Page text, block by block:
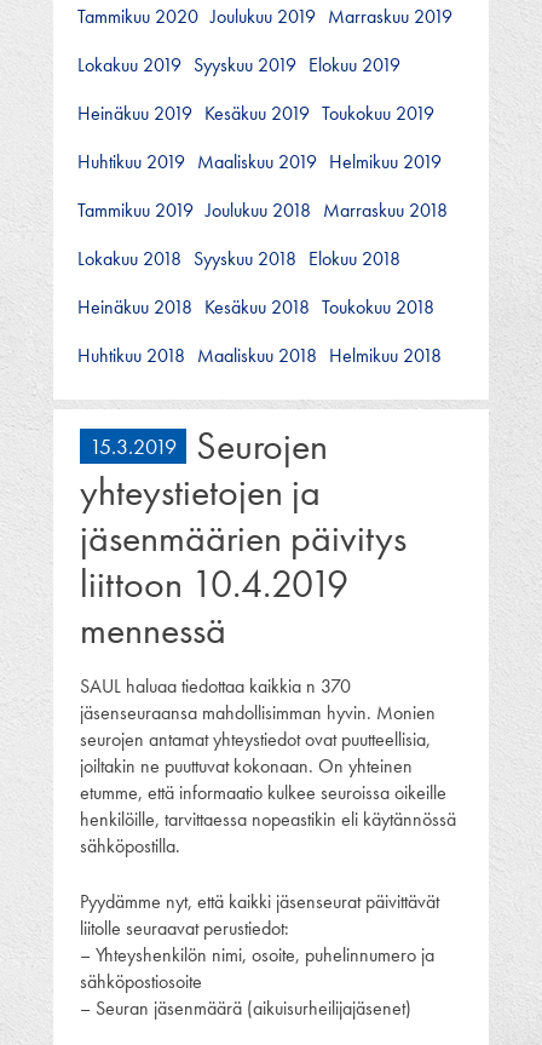
Tammikuu 2020 Joulukuu 2019 Marraskuu 2019
Lokakuu 2019 Syyskuu 2019 Elokuu 2019
Heinäkuu 2019 Kesäkuu 2019 Toukokuu 2019
Huhtikuu 2019 Maaliskuu 2019 Helmikuu 2019
Tammikuu 2019 Joulukuu 2018 Marraskuu 2018
Lokakuu 2018 Syyskuu 2018 Elokuu 2018
Heinäkuu 2018 Kesäkuu 2018 Toukokuu 2018
Huhtikuu 2018 Maaliskuu 2018 Helmikuu 2018
15.3.2019
Seurojen
yhteystietojen ja
jäsenmäärien päivitys
liittoon 10.4.2019
mennessä
SAUL haluaa tiedottaa kaikkia n 370
jäsenseuraansa mahdollisimman hyvin. Monien
seurojen antamat yhteystiedot ovat puutteellisia,
joiltakin ne puuttuvat kokonaan. On yhteinen
etumme, että informaatio kulkee seuroissa oikeille
henkilöille, tarvittaessa nopeastikin eli käytännössä
sähköpostilla.
Pyydämme nyt, että kaikki jäsenseurat päivittävät
liitolle seuraavat perustiedot:
– Yhteyshenkilön nimi, osoite, puhelinnumero ja
sähköpostiosoite
– Seuran jäsenmäärä (aikuisurheilijajäsenet)